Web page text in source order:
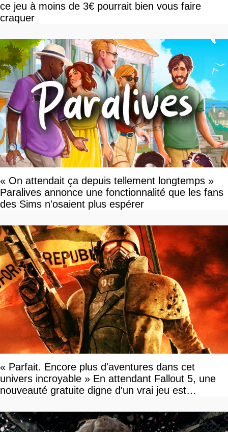
ce jeu à moins de 3€ pourrait bien vous faire
craquer
« On attendait ça depuis tellement longtemps »
Paralives annonce une fonctionnalité que les fans
des Sims n'osaient plus espérer
« Parfait. Encore plus d'aventures dans cet
univers incroyable » En attendant Fallout 5, une
nouveauté gratuite digne d'un vrai jeu est